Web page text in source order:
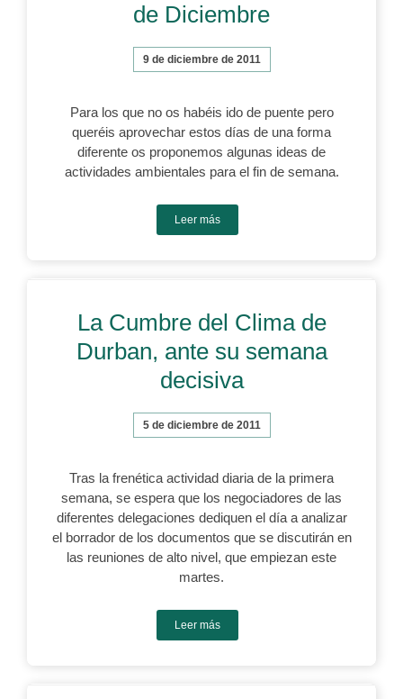
de Diciembre
9 de diciembre de 2011
Para los que no os habéis ido de puente pero
queréis aprovechar estos días de una forma
diferente os proponemos algunas ideas de
actividades ambientales para el fin de semana.
Leer más
La Cumbre del Clima de
Durban, ante su semana
decisiva
5 de diciembre de 2011
Tras la frenética actividad diaria de la primera
semana, se espera que los negociadores de las
diferentes delegaciones dediquen el día a analizar
el borrador de los documentos que se discutirán en
las reuniones de alto nivel, que empiezan este
martes.
Leer más